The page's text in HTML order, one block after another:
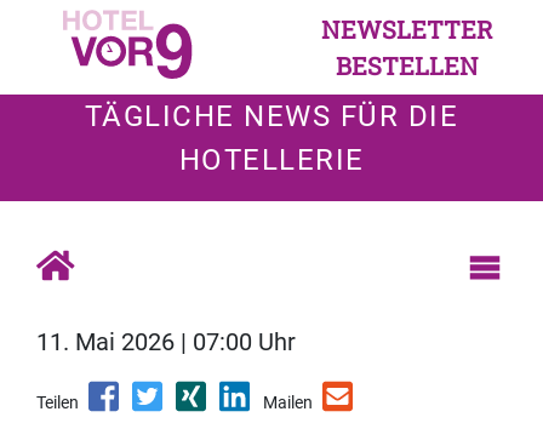
NEWSLETTER
BESTELLEN
TÄGLICHE NEWS FÜR DIE
HOTELLERIE
11. Mai 2026 | 07:00 Uhr
Teilen Mailen